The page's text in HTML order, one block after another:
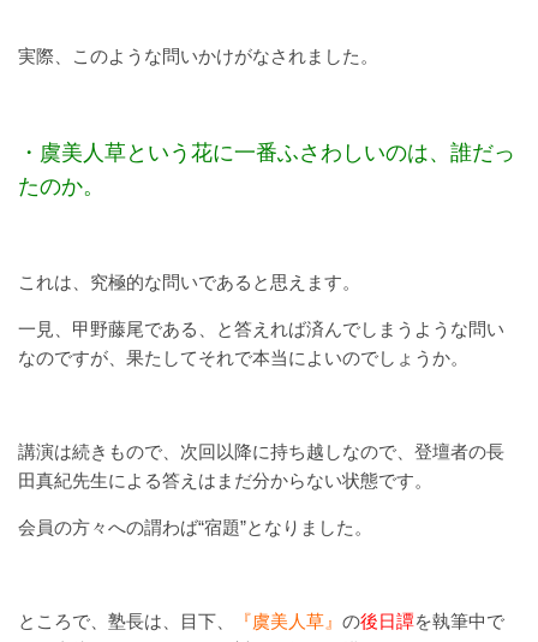
実際、このような問いかけがなされました。
・虞美人草という花に一番ふさわしいのは、誰だっ
たのか。
これは、究極的な問いであると思えます。
一見、甲野藤尾である、と答えれば済んでしまうような問い
なのですが、果たしてそれで本当によいのでしょうか。
講演は続きもので、次回以降に持ち越しなので、登壇者の長
田真紀先生による答えはまだ分からない状態です。
会員の方々への謂わば“宿題”となりました。
ところで、塾長は、目下、 『虞美人草』 の後日譚を執筆中で